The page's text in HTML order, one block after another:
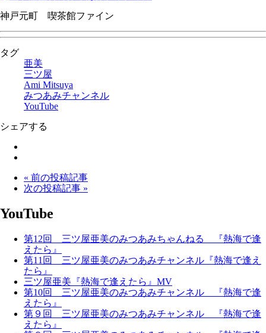
神戸元町 喫茶館ファイン
タグ
亜美
三ツ屋
Ami Mitsuya
みつあみチャンネル
YouTube
シェアする
« 前の投稿記事
次の投稿記事 »
YouTube
第12回 三ツ屋亜美のみつあみちゃんねる 『熱海で逢
えたら』
第11回 三ツ屋亜美のみつあみチャンネル『熱海で逢え
たら』
三ツ屋亜美『熱海で逢えたら』MV
第10回 三ツ屋亜美のみつあみチャンネル 『熱海で逢
えたら』
第９回 三ツ屋亜美のみつあみチャンネル 『熱海で逢
えたら』